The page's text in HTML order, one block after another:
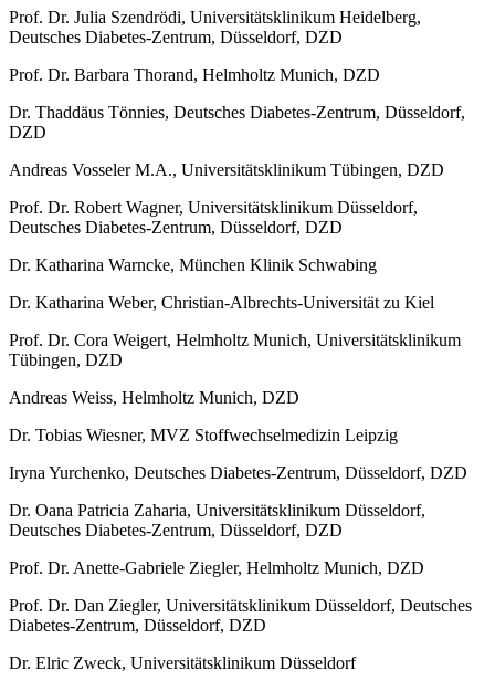
Prof. Dr. Julia Szendrödi, Universitätsklinikum Heidelberg,
Deutsches Diabetes-Zentrum, Düsseldorf, DZD
Prof. Dr. Barbara Thorand, Helmholtz Munich, DZD
Dr. Thaddäus Tönnies, Deutsches Diabetes-Zentrum, Düsseldorf,
DZD
Andreas Vosseler M.A., Universitätsklinikum Tübingen, DZD
Prof. Dr. Robert Wagner, Universitätsklinikum Düsseldorf,
Deutsches Diabetes-Zentrum, Düsseldorf, DZD
Dr. Katharina Warncke, München Klinik Schwabing
Dr. Katharina Weber, Christian-Albrechts-Universität zu Kiel
Prof. Dr. Cora Weigert, Helmholtz Munich, Universitätsklinikum
Tübingen, DZD
Andreas Weiss, Helmholtz Munich, DZD
Dr. Tobias Wiesner, MVZ Stoffwechselmedizin Leipzig
Iryna Yurchenko, Deutsches Diabetes-Zentrum, Düsseldorf, DZD
Dr. Oana Patricia Zaharia, Universitätsklinikum Düsseldorf,
Deutsches Diabetes-Zentrum, Düsseldorf, DZD
Prof. Dr. Anette-Gabriele Ziegler, Helmholtz Munich, DZD
Prof. Dr. Dan Ziegler, Universitätsklinikum Düsseldorf, Deutsches
Diabetes-Zentrum, Düsseldorf, DZD
Dr. Elric Zweck, Universitätsklinikum Düsseldorf